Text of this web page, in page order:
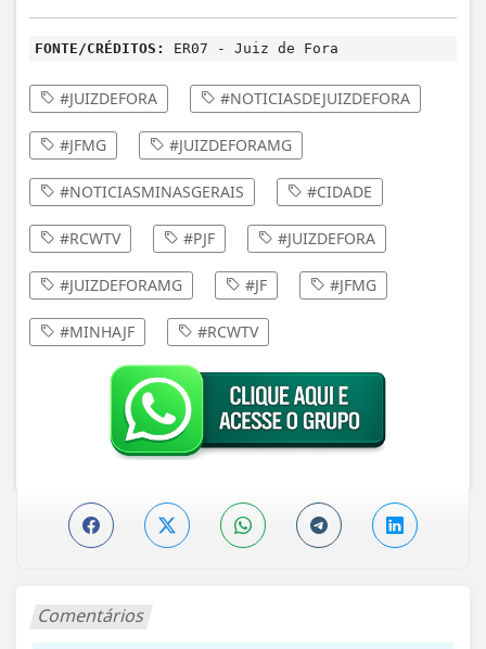
FONTE/CRÉDITOS: ER07 - Juiz de Fora
#JUIZDEFORA #NOTICIASDEJUIZDEFORA
#JFMG #JUIZDEFORAMG
#NOTICIASMINASGERAIS #CIDADE
#RCWTV #PJF #JUIZDEFORA
#JUIZDEFORAMG #JF #JFMG
#MINHAJF #RCWTV
Comentários